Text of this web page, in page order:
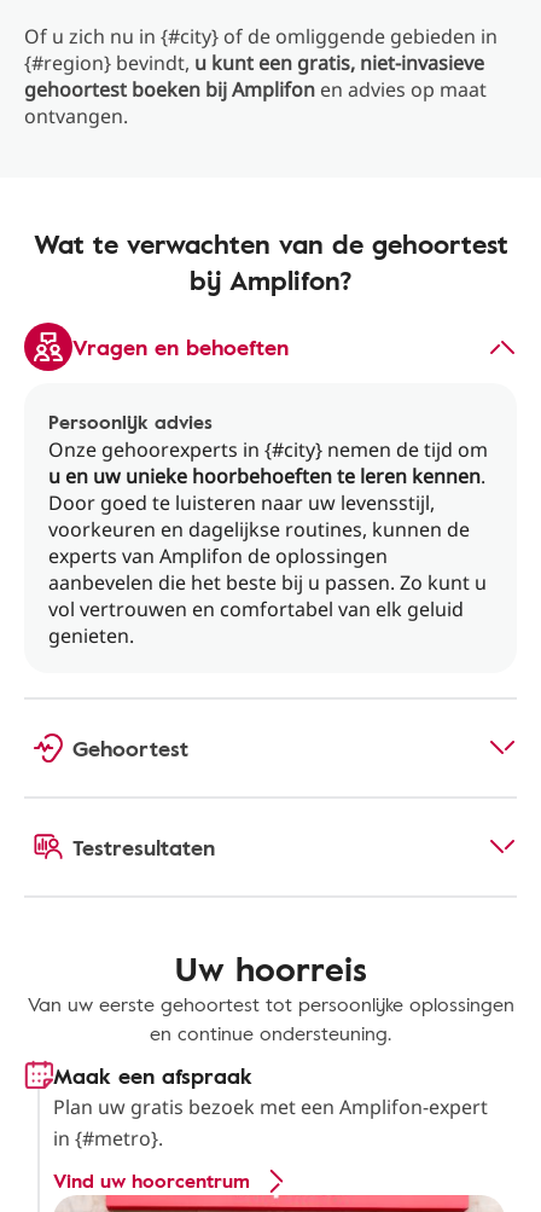
Of u zich nu in {#city} of de omliggende gebieden in
{#region} bevindt, u kunt een gratis, niet-invasieve
gehoortest boeken bij Amplifon en advies op maat
ontvangen.
Wat te verwachten van de gehoortest
bij Amplifon?
Vragen en behoeften
Persoonlijk advies
Onze gehoorexperts in {#city} nemen de tijd om
u en uw unieke hoorbehoeften te leren kennen.
Door goed te luisteren naar uw levensstijl,
voorkeuren en dagelijkse routines, kunnen de
experts van Amplifon de oplossingen
aanbevelen die het beste bij u passen. Zo kunt u
vol vertrouwen en comfortabel van elk geluid
genieten.
Gehoortest
Testresultaten
Uw hoorreis
Van uw eerste gehoortest tot persoonlijke oplossingen
en continue ondersteuning.
Maak een afspraak
Plan uw gratis bezoek met een Amplifon-expert
in {#metro}.
Vind uw hoorcentrum